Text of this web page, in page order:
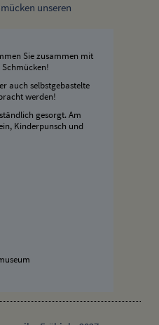
unseren
Sie zusammen mit
auch selbstgebastelte
werden!
gesorgt. Am
Kinderpunsch und